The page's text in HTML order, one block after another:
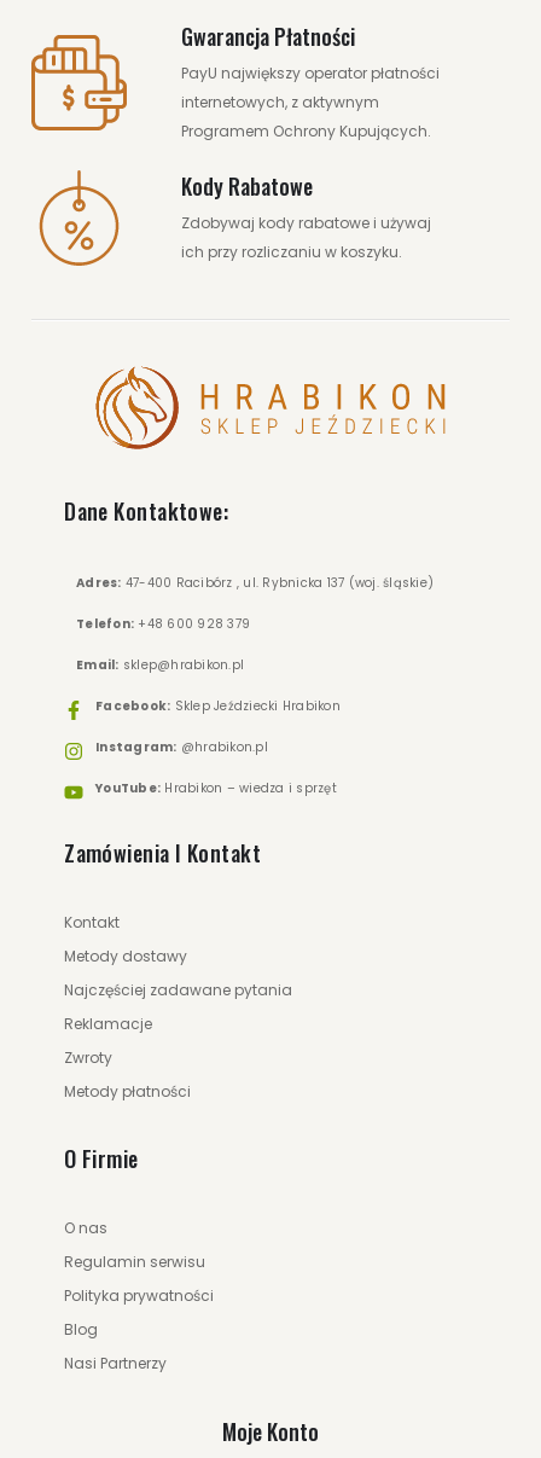
Gwarancja Płatności
PayU największy operator płatności
internetowych, z aktywnym
Programem Ochrony Kupujących.
Kody Rabatowe
Zdobywaj kody rabatowe i używaj
ich przy rozliczaniu w koszyku.
Dane Kontaktowe:
Adres: 47-400 Racibórz , ul. Rybnicka 137 (woj. śląskie)
Telefon: +48 600 928 379
Email: sklep@hrabikon.pl
Facebook: Sklep Jeździecki Hrabikon
Instagram: @hrabikon.pl
YouTube: Hrabikon – wiedza i sprzęt
Zamówienia I Kontakt
Kontakt
Metody dostawy
Najczęściej zadawane pytania
Reklamacje
Zwroty
Metody płatności
O Firmie
O nas
Regulamin serwisu
Polityka prywatności
Blog
Nasi Partnerzy
Moje Konto